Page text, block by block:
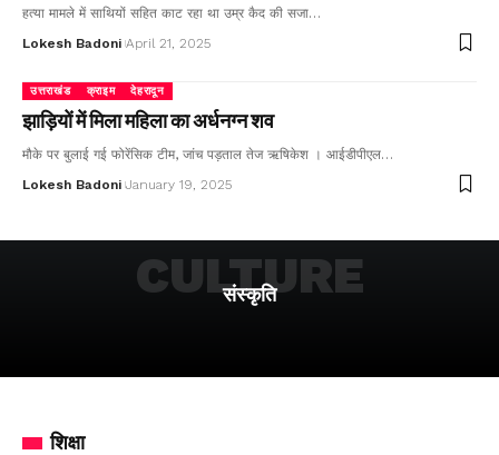
हत्या मामले में साथियों सहित काट रहा था उम्र कैद की सजा…
Lokesh Badoni April 21, 2025
उत्तराखंड क्राइम देहरादून
झाड़ियों में मिला महिला का अर्धनग्न शव
मौके पर बुलाई गई फोरेंसिक टीम, जांच पड़ताल तेज ऋषिकेश । आईडीपीएल…
Lokesh Badoni January 19, 2025
संस्कृति
CULTURE
शिक्षा